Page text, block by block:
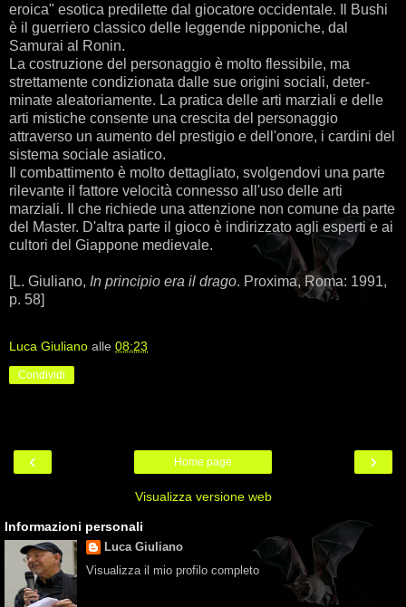
eroica" esotica predilette dal giocatore occidentale. Il Bushi
è il guerriero classico delle leggende nipponiche, dal
Samurai al Ronin.
La costruzione del personaggio è molto flessibile, ma
strettamente condizionata dalle sue origini sociali, deter­
minate aleatoriamente. La pratica delle arti marziali e delle
arti mistiche consente una crescita del personaggio
attraverso un aumento del prestigio e dell'onore, i cardini del
sistema sociale asiatico.
Il combattimento è molto dettagliato, svolgendovi una parte
rilevante il fattore velocità connesso all'uso delle arti
marziali. Il che richiede una attenzione non comune da parte
del Master. D'altra parte il gioco è indirizzato agli esperti e ai
cultori del Giappone medievale.
[L. Giuliano, In principio era il drago. Proxima, Roma: 1991,
p. 58]
Luca Giuliano alle 08:23
Condividi
‹ ›
Home page
Visualizza versione web
Informazioni personali
Luca Giuliano
Visualizza il mio profilo completo